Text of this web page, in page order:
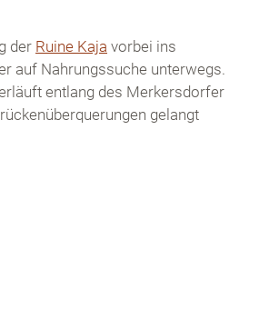
der Ruine Kaja vorbei ins
auf Nahrungssuche unterwegs.
entlang des Merkersdorfer
gelangt